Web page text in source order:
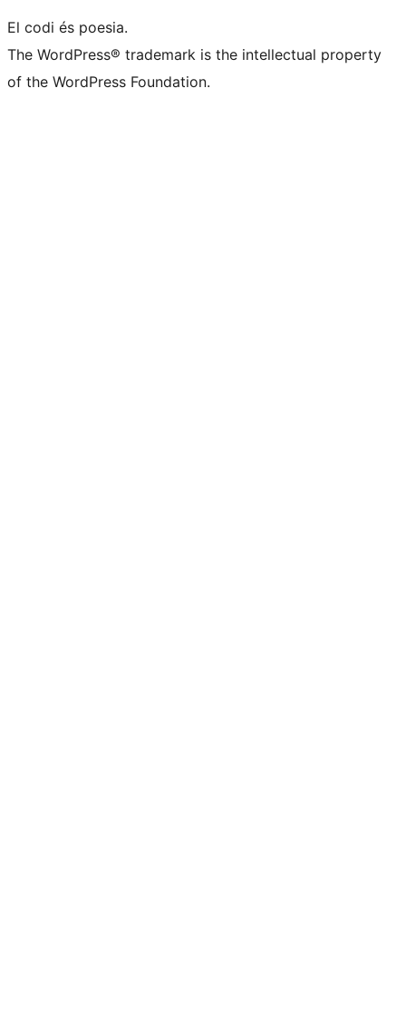
El codi és poesia.
The WordPress® trademark is the intellectual property
of the WordPress Foundation.